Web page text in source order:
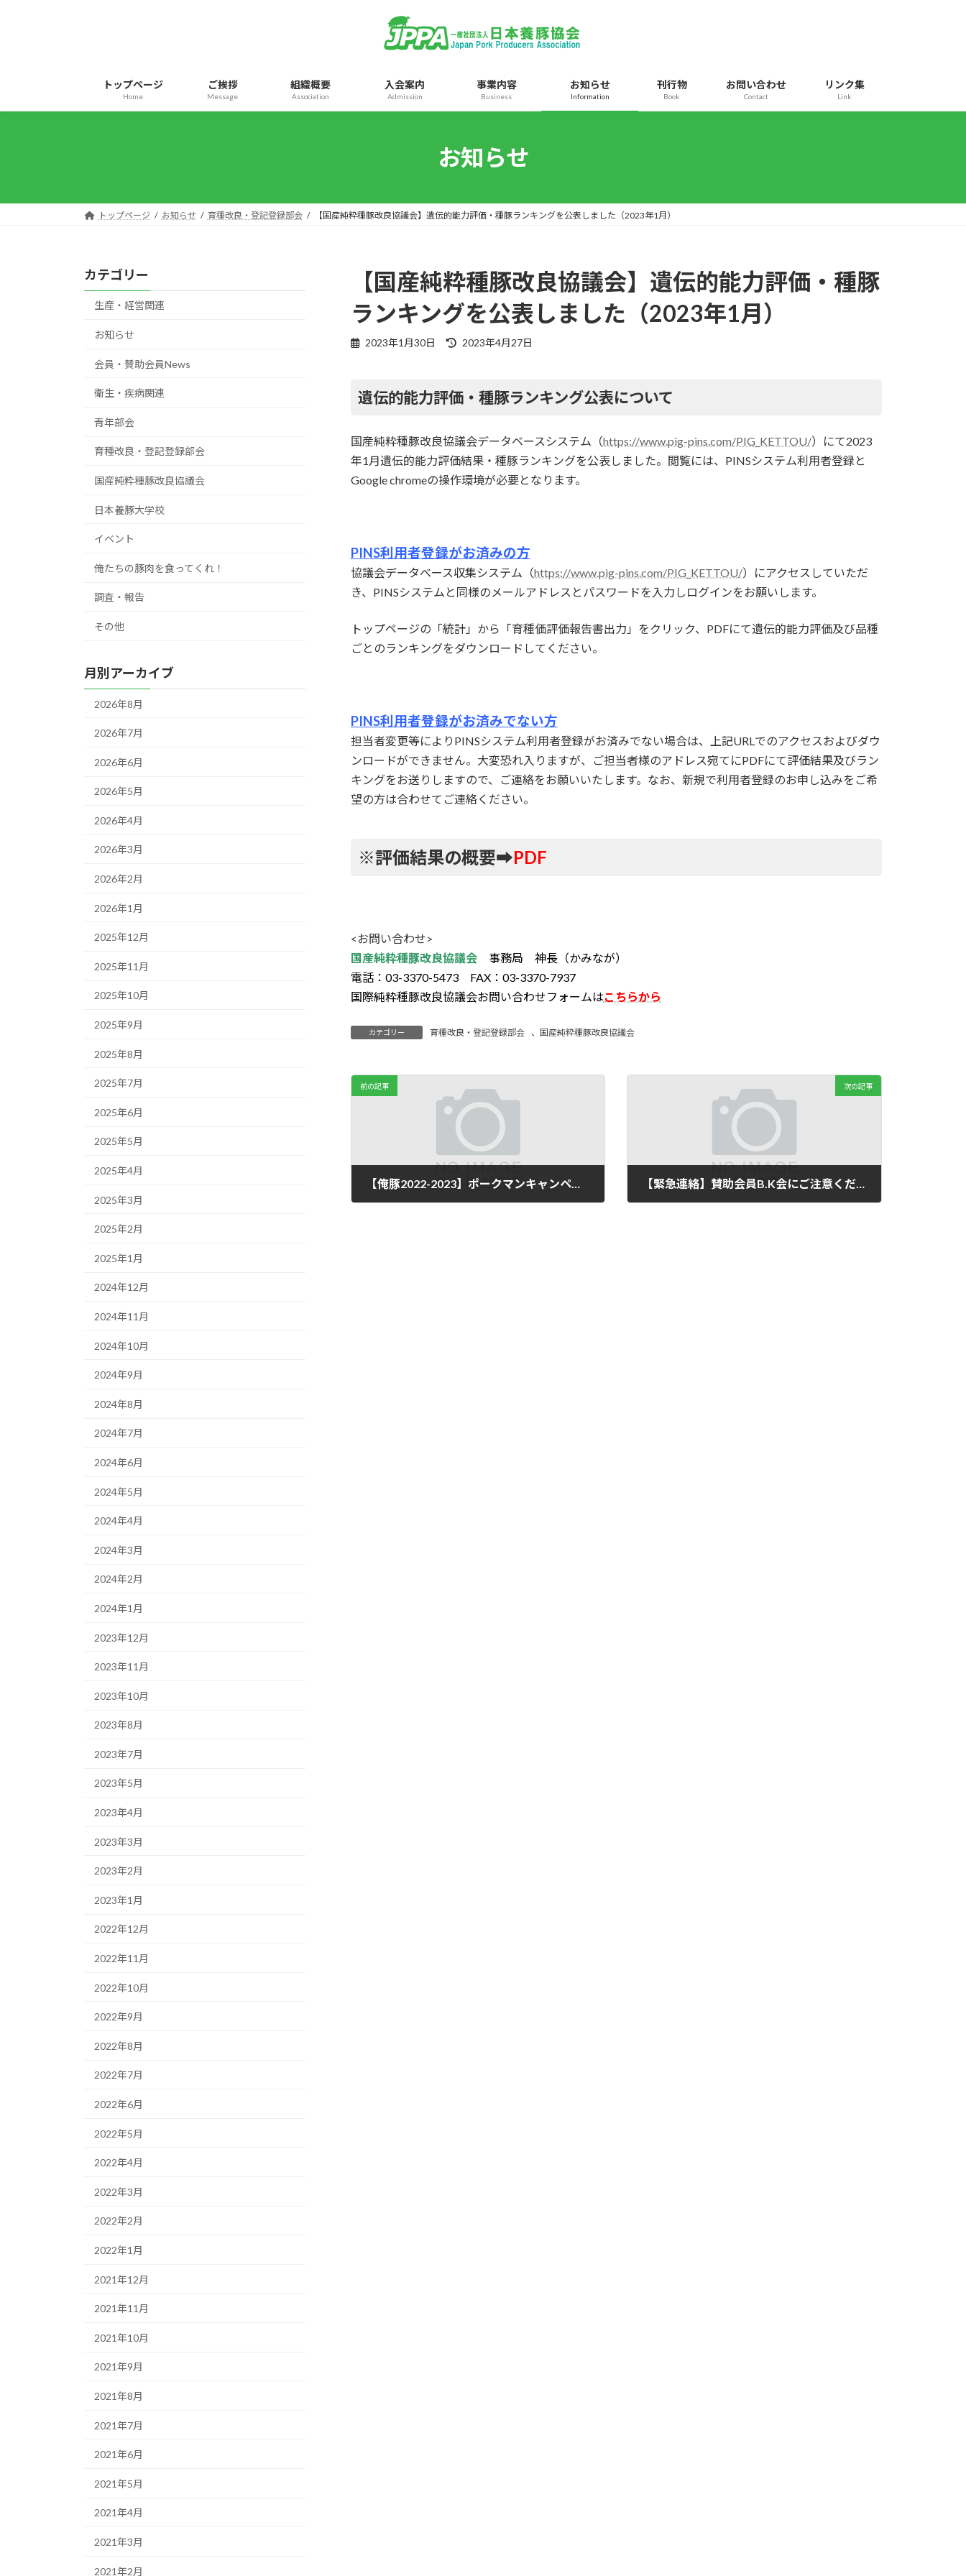
ス
ン
トップページ
Home
ご挨拶
Message
組織概要
Association
入会案内
Admission
事業内容
Business
お知らせ
Information
刊行物
Book
お問い合わせ
Contact
リンク集
Link
お知らせ
トップページ お知らせ 育種改良・登記登録部会 【国産純粋種豚改良協議会】遺伝的能力評価・種豚ランキングを公表しました（2023年1月）
【国産純粋種豚改良協議会】遺伝的能力評価・種豚
ランキングを公表しました（2023年1月）
2023年1月30日
最
日
2023年4月27日
遺伝的能力評価・種豚ランキング公表について
国産純粋種豚改良協議会データベースシステム（https://www.pig-pins.com/PIG_KETTOU/）にて2023
年1月遺伝的能力評価結果・種豚ランキングを公表しました。閲覧には、PINSシステム利用者登録と
Google chromeの操作環境が必要となります。
PINS利用者登録がお済みの方
協議会データベース収集システム（https://www.pig-pins.com/PIG_KETTOU/）にアクセスしていただ
き、PINSシステムと同様のメールアドレスとパスワードを入力しログインをお願いします。
トップページの「統計」から「育種価評価報告書出力」をクリック、PDFにて遺伝的能力評価及び品種
ごとのランキングをダウンロードしてください。
PINS利用者登録がお済みでない方
担当者変更等によりPINSシステム利用者登録がお済みでない場合は、上記URLでのアクセスおよびダウ
ンロードができません。大変恐れ入りますが、ご担当者様のアドレス宛てにPDFにて評価結果及びラン
キングをお送りしますので、ご連絡をお願いいたします。なお、新規で利用者登録のお申し込みをご希
望の方は合わせてご連絡ください。
※評価結果の概要➡PDF
<お問い合わせ>
国産純粋種豚改良協議会事務局 神長（かみなが）
電話：03-3370-5473 FAX：03-3370-7937
国際純粋種豚改良協議会お問い合わせフォームはこちらから
カテゴリー 育種改良・登記登録部会 、 国産純粋種豚改良協議会
前の記事
【俺豚2022-2023】ポークマンキャンペーン第5弾(応募期間：2022.12.29～2023.1.9まで）
次の記事
【緊急連絡】賛助会員B.K会にご注意ください
カテゴリー
生産・経営関連
お知らせ
会員・賛助会員News
衛生・疾病関連
青年部会
育種改良・登記登録部会
国産純粋種豚改良協議会
日本養豚大学校
イベント
俺たちの豚肉を食ってくれ！
調査・報告
その他
月別アーカイブ
2026年8月
2026年7月
2026年6月
2026年5月
2026年4月
2026年3月
2026年2月
2026年1月
2025年12月
2025年11月
2025年10月
2025年9月
2025年8月
2025年7月
2025年6月
2025年5月
2025年4月
2025年3月
2025年2月
2025年1月
2024年12月
2024年11月
2024年10月
2024年9月
2024年8月
2024年7月
2024年6月
2024年5月
2024年4月
2024年3月
2024年2月
2024年1月
2023年12月
2023年11月
2023年10月
2023年8月
2023年7月
2023年5月
2023年4月
2023年3月
2023年2月
2023年1月
2022年12月
2022年11月
2022年10月
2022年9月
2022年8月
2022年7月
2022年6月
2022年5月
2022年4月
2022年3月
2022年2月
2022年1月
2021年12月
2021年11月
2021年10月
2021年9月
2021年8月
2021年7月
2021年6月
2021年5月
2021年4月
2021年3月
2021年2月